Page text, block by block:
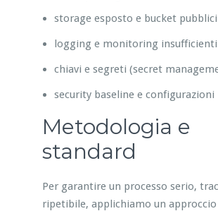
storage esposto e bucket pubblici
logging e monitoring insufficienti
chiavi e segreti (secret
security baseline e configurazioni
Metodologia e
standard
Per garantire un processo serio,
ripetibile, applichiamo un